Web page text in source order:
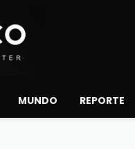
MUNDO REPORTE